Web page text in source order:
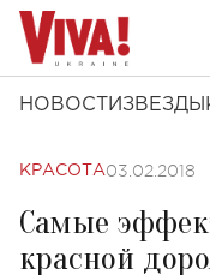
НОВОСТИ ЗВЕЗДЫ
КРАСОТА03.02.2018
Самые
красной